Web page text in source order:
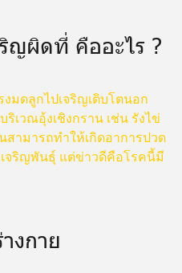
ญผิดที่ คืออะไร ?
งมดลูกไปเจริญเติบโตนอก
เวณอุ้งเชิงกราน เช่น รังไข่
สามารถทำให้เกิดอาการปวด
จริญพันธุ์ แต่ข่าวดีคือโรคนี้มี
งกาย